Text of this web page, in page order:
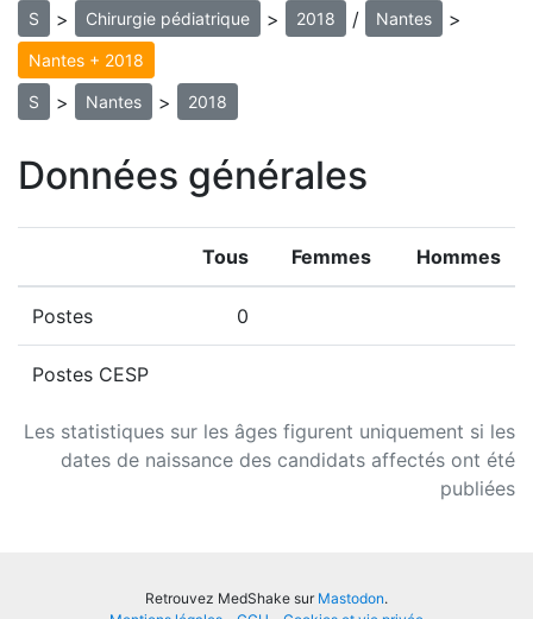
S > Chirurgie pédiatrique > 2018 / Nantes >
Nantes + 2018
S > Nantes > 2018
Données générales
Les statistiques sur les âges figurent uniquement si les
dates de naissance des candidats affectés ont été
publiées
Tous Femmes Hommes
Postes 0
Postes CESP
Retrouvez MedShake sur Mastodon.